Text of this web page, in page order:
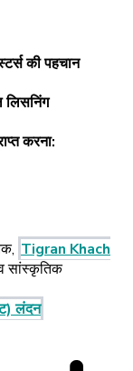
की पहचान
लिसनिंग
करना:
Tigran Khach
सांस्कृतिक
लंदन